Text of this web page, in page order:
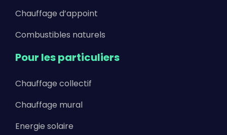
Chauffage d’appoint
Combustibles naturels
Pour les particuliers
Chauffage collectif
Chauffage mural
Energie solaire